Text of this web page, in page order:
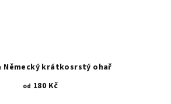
Německý krátkosrstý ohař
od 180 Kč